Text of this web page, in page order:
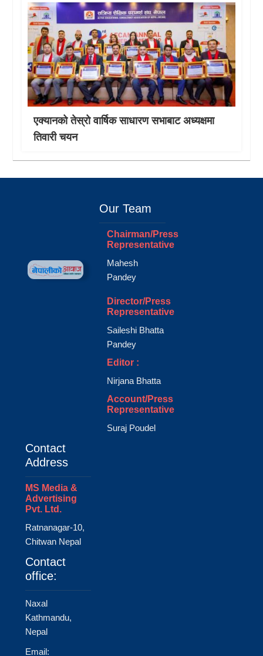
एक्यानको तेस्रो वार्षिक साधारण सभाबाट अध्यक्षमा
तिवारी चयन
Our Team
Chairman/Press
Representative
Mahesh
Pandey
Director/Press
Representative
Saileshi Bhatta
Pandey
Editor :
Nirjana Bhatta
Account/Press
Representative
Suraj Poudel
Contact
Address
MS Media &
Advertising
Pvt. Ltd.
Ratnanagar-10,
Chitwan Nepal
Contact
office:
Naxal
Kathmandu,
Nepal
Email: